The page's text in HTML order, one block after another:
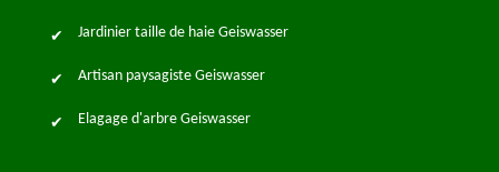
Jardinier taille de haie Geiswasser
Artisan paysagiste Geiswasser
Elagage d'arbre Geiswasser